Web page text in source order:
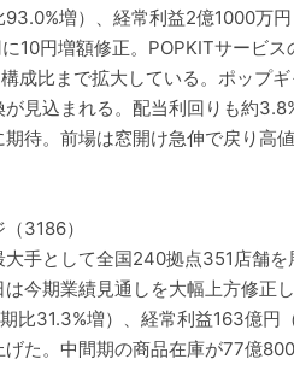
93.0%増）、経常利益2億1000万
10円増額修正。POPKITサービ
成比まで拡大している。ポップ
が見込まれる。配当利回りも約
期待。前場は窓開け急伸で戻り高
3186）
手として全国240拠点351店舗を
は今期業績見通しを大幅上方修正
比31.3%増）、経常利益163億
げた。中間期の商品在庫が77億